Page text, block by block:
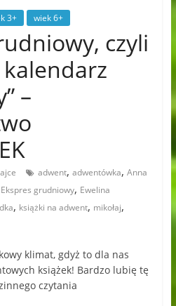
3+ wiek 6+
czyli
–
adwent, adwentówka, Anna
Ekspres grudniowy, Ewelina
, książki na adwent, mikołaj,
klimat, gdyż to dla nas
książek! Bardzo lubię tę
czytania